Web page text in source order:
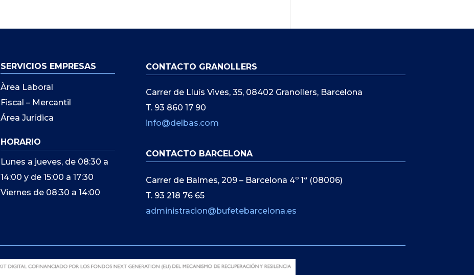
SERVICIOS EMPRESAS
Àrea Laboral
Fiscal – Mercantil
Área Jurídica
HORARIO
Lunes a jueves, de 08:30 a
14:00 y de 15:00 a 17:30
Viernes de 08:30 a 14:00
CONTACTO GRANOLLERS
Carrer de Lluís Vives, 35, 08402 Granollers, Barcelona
T. 93 860 17 90
info@delbas.com
CONTACTO BARCELONA
Carrer de Balmes, 209 – Barcelona 4º 1ª (08006)
T. 93 218 76 65
administracion@bufetebarcelona.es